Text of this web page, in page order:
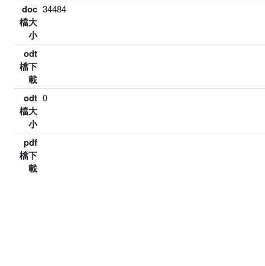
doc
檔大
小
34484
odt
檔下
載
odt
檔大
小
0
pdf
檔下
載